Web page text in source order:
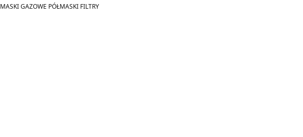
MASKI GAZOWE PÓŁMASKI FILTRY